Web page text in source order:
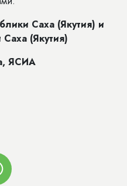
Саха (Якутия) и
Саха (Якутия)
ЯСИА